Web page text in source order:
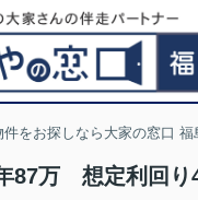
をお探しなら大家の窓口 福
87万 想定利回